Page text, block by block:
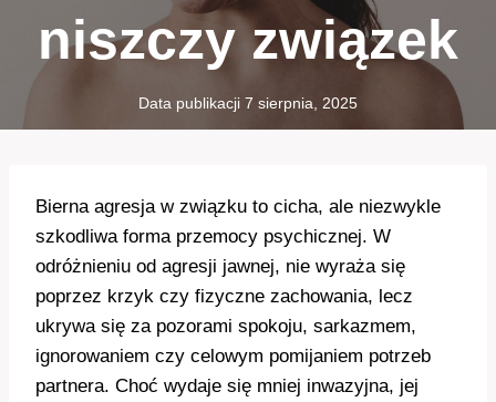
niszczy związek
Data publikacji 7 sierpnia, 2025
Bierna agresja w związku to cicha, ale niezwykle
szkodliwa forma przemocy psychicznej. W
odróżnieniu od agresji jawnej, nie wyraża się
poprzez krzyk czy fizyczne zachowania, lecz
ukrywa się za pozorami spokoju, sarkazmem,
ignorowaniem czy celowym pomijaniem potrzeb
partnera. Choć wydaje się mniej inwazyjna, jej